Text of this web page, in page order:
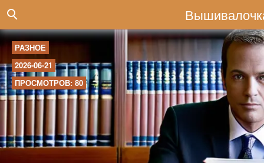
РАЗНОЕ
2026-06-21
ПРОСМОТРОВ: 80